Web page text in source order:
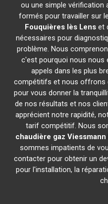
ou une simple vérification
formés pour travailler sur
Fouquières lès Lens et
nécessaires pour
problème. Nous
c'est pourquoi nous nous
appels dans les plus
compétitifs et nous offrons
pour vous donner la
de nos résultats et nos
apprécient notre rapidité,
tarif compétitif. Nous
chaudière gaz Viessmann
sommes impatients de
contacter pour obtenir un
pour l'installation, la